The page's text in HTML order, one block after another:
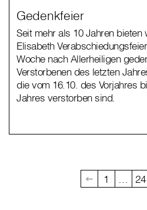
Gedenkfeier
Seit mehr als 10 Jahren bieten
Elisabeth
Woche nach Allerheiligen
Verstorbenen des letzten
die vom 16.10. des Vorjahres
Jahres verstorben sind.
1 … 24